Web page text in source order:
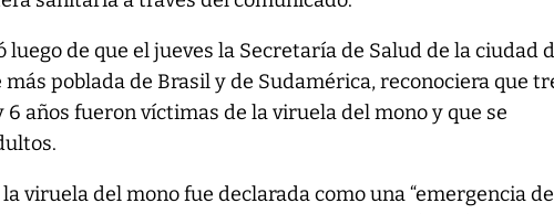
luego de que el jueves la Secretaría de Salud de la ciudad
más poblada de Brasil y de Sudamérica, reconociera que
6 años fueron víctimas de la viruela del mono y que se
viruela del mono fue declarada como una “emergencia de